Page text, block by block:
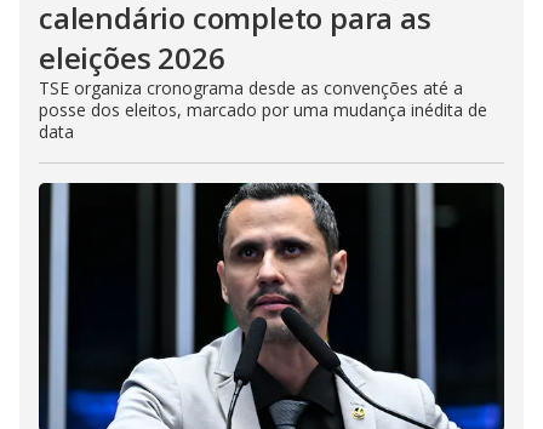
calendário completo para as
eleições 2026
TSE organiza cronograma desde as convenções até a
posse dos eleitos, marcado por uma mudança inédita de
data